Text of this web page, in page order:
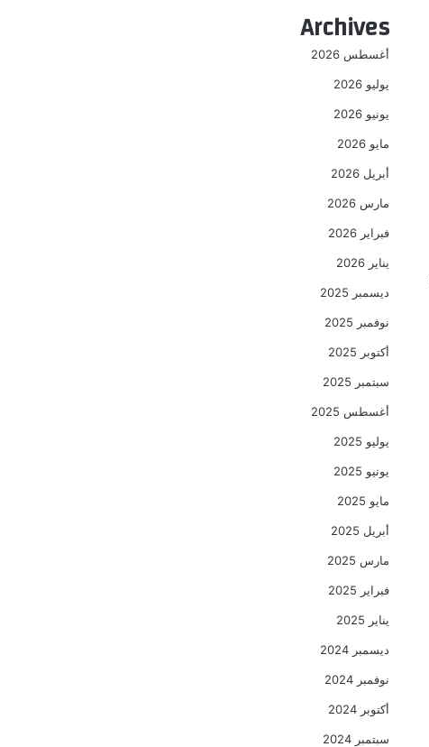
Archives
أغسطس 2026
يوليو 2026
يونيو 2026
مايو 2026
أبريل 2026
مارس 2026
فبراير 2026
يناير 2026
ديسمبر 2025
نوفمبر 2025
أكتوبر 2025
سبتمبر 2025
أغسطس 2025
يوليو 2025
يونيو 2025
مايو 2025
أبريل 2025
مارس 2025
فبراير 2025
يناير 2025
ديسمبر 2024
نوفمبر 2024
أكتوبر 2024
سبتمبر 2024